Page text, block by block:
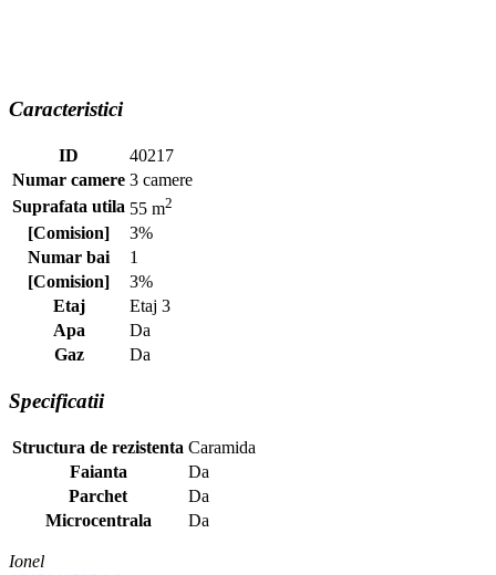
Caracteristici
ID
40217
Numar camere 3 camere
Suprafata utila 55 m2
[Comision]
3%
Numar bai
1
[Comision]
3%
Etaj
Etaj 3
Apa
Da
Gaz
Da
Specificatii
Structura de rezistenta Caramida
Faianta
Da
Parchet
Da
Microcentrala
Da
Ionel